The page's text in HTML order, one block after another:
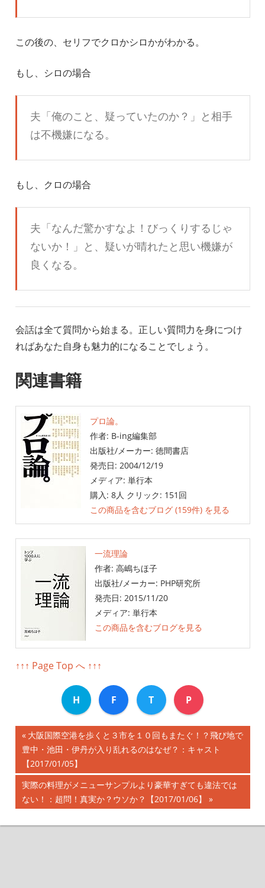
この後の、セリフでクロかシロかがわかる。
もし、シロの場合
夫「俺のこと、疑っていたのか？」と相手
は不機嫌になる。
もし、クロの場合
夫「なんだ驚かすなよ！びっくりするじゃ
ないか！」と、疑いが晴れたと思い機嫌が
良くなる。
会話は全て質問から始まる。正しい質問力を身につけ
ればあなた自身も魅力的になることでしょう。
関連書籍
プロ論。
作者: B-ing編集部
出版社/メーカー: 徳間書店
発売日: 2004/12/19
メディア: 単行本
購入 : 8人 クリック: 151回
この商品を含むブログ (159件) を見る
一流理論
作者: 高嶋ちほ子
出版社/メーカー: PHP研究所
発売日: 2015/11/20
メディア: 単行本
この商品を含むブログを見る
↑↑↑ Page Top へ ↑↑↑
H F T P
投
稿
ナ
前
の
記
事:
大阪国際空港を歩くと３市を１０回もまたぐ！？飛び地で
豊中・池田・伊丹が入り乱れるのはなぜ？：キャスト
【2017/01/05】
次
の
事:
実際の料理がメニューサンプルより豪華すぎても違法では
ない！：超問！真実か？ウソか？【2017/01/06】